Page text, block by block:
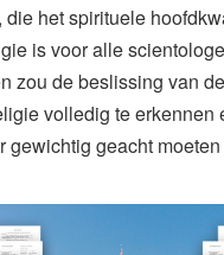
die het spirituele
is voor alle
zou de beslissing van
volledig te erkennen
gewichtig geacht